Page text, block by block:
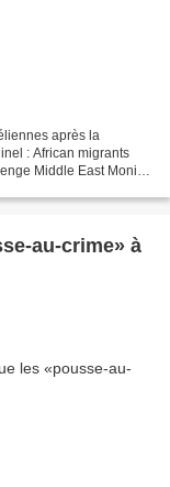
après la
: African migrants
Middle East Monitor
au-crime» à